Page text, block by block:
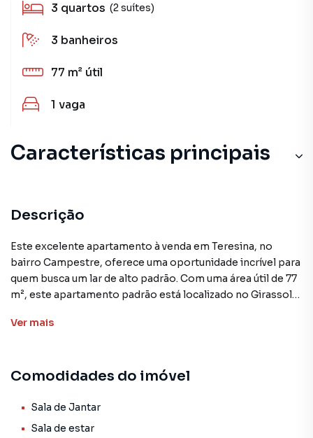
3 quartos (2 suítes)
3 banheiros
77 m² útil
1 vaga
Características principais
Descrição
Este excelente apartamento à venda em Teresina, no
bairro Campestre, oferece uma oportunidade incrível para
quem busca um lar de alto padrão. Com uma área útil de 77
m², este apartamento padrão está localizado no Girassol
comodidades.
proporcionando amplo espaço e conforto para você e sua
momentos de convívio, enquanto a cozinha e a área de
serviço oferecem praticidade no dia a dia. Além disso, a
Ver mais
Comodidades do imóvel
Sala de Jantar
Sala de estar